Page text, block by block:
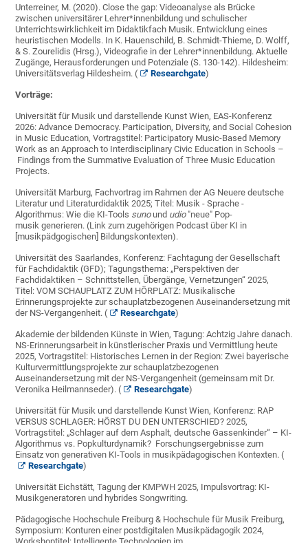
Unterreiner, M. (2020). Close the gap: Videoanalyse als Brücke
zwischen universitärer Lehrer*innenbildung und schulischer
Unterrichtswirklichkeit im Didaktikfach Musik. Entwicklung eines
heuristischen Modells. In K. Hauenschild, B. Schmidt-Thieme, D. Wolff,
& S. Zourelidis (Hrsg.), Videografie in der Lehrer*innenbildung. Aktuelle
Zugänge, Herausforderungen und Potenziale (S. 130-142). Hildesheim:
Universitätsverlag Hildesheim. (
Researchgate)
Vorträge:
Universität für Musik und darstellende Kunst Wien, EAS-Konferenz
2026: Advance Democracy. Participation, Diversity, and Social Cohesion
in Music Education, Vortragstitel: Participatory Music-Based Memory
Work as an Approach to Interdisciplinary Civic Education in Schools –
Findings from the Summative Evaluation of Three Music Education
Projects.
Universität Marburg, Fachvortrag im Rahmen der AG Neuere deutsche
Literatur und Literaturdidaktik 2025; Titel: Musik - Sprache -
Algorithmus: Wie die KI-Tools sunound udio "neue" Pop-
musik generieren. (Link zum zugehörigen Podcast über KI in
[musikpädgogischen] Bildungskontexten).
Universität des Saarlandes, Konferenz: Fachtagung der Gesellschaft
für Fachdidaktik (GFD); Tagungsthema: „Perspektiven der
Fachdidaktiken – Schnittstellen, Übergänge, Vernetzungen“ 2025,
Titel: VOM SCHAUPLATZ ZUM HÖRPLATZ: Musikalische
Erinnerungsprojekte zur schauplatzbezogenen Auseinandersetzung mit
der NS-Vergangenheit. (
Researchgate)
Akademie der bildenden Künste in Wien, Tagung: Achtzig Jahre danach.
NS-Erinnerungsarbeit in künstlerischer Praxis und Vermittlung heute
2025, Vortragstitel: Historisches Lernen in der Region: Zwei bayerische
Kulturvermittlungsprojekte zur schauplatzbezogenen
Auseinandersetzung mit der NS-Vergangenheit (gemeinsam mit Dr.
Veronika Heilmannseder). (
Researchgate)
Universität für Musik und darstellende Kunst Wien, Konferenz: RAP
VERSUS SCHLAGER: HÖRST DU DEN UNTERSCHIED? 2025,
Vortragstitel: „Schlager auf dem Asphalt, deutsche Gassenkinder“ – KI-
Algorithmus vs. Popkulturdynamik? Forschungsergebnisse zum
Einsatz von generativen KI-Tools in musikpädagogischen Kontexten. (
Researchgate)
Universität Eichstätt, Tagung der KMPWH 2025, Impulsvortrag: KI-
Musikgeneratoren und hybrides Songwriting.
Pädagogische Hochschule Freiburg & Hochschule für Musik Freiburg,
Symposium: Konturen einer postdigitalen Musikpädagogik 2024,